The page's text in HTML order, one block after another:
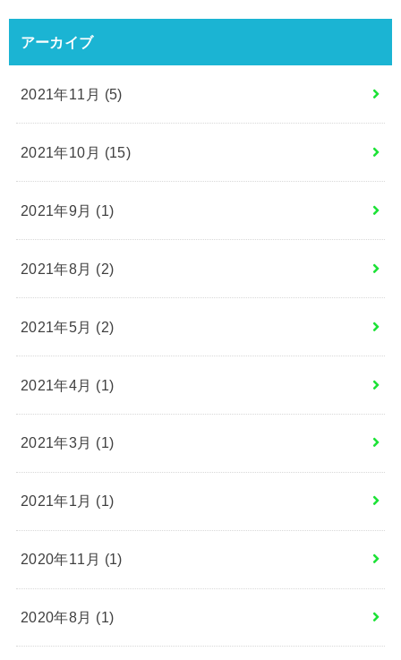
アーカイブ
2021年11月 (5)
2021年10月 (15)
2021年9月 (1)
2021年8月 (2)
2021年5月 (2)
2021年4月 (1)
2021年3月 (1)
2021年1月 (1)
2020年11月 (1)
2020年8月 (1)